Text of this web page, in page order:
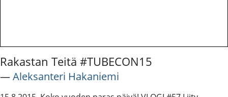
Rakastan Teitä #TUBECON15
―Aleksanteri Hakaniemi